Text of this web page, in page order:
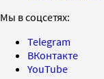
Мы в соцсетях:
Telegram
ВКонтакте
YouTube